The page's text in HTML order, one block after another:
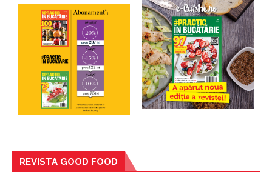
REVISTA GOOD FOOD